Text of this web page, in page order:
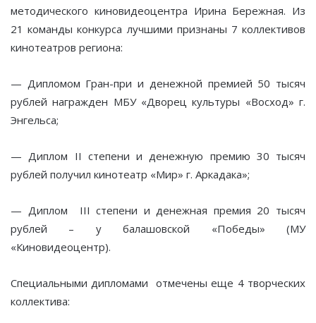
методического киновидеоцентра Ирина Бережная. Из
21 команды конкурса лучшими признаны 7 коллективов
кинотеатров региона:
— Дипломом Гран-при и денежной премией 50 тысяч
рублей награжден МБУ «Дворец культуры «Восход» г.
Энгельса;
— Диплом II степени и денежную премию 30 тысяч
рублей получил кинотеатр «Мир» г. Аркадака»;
— Диплом III степени и денежная премия 20 тысяч
рублей – у балашовской «Победы» (МУ
«Киновидеоцентр).
Специальными дипломами отмечены еще 4 творческих
коллектива: